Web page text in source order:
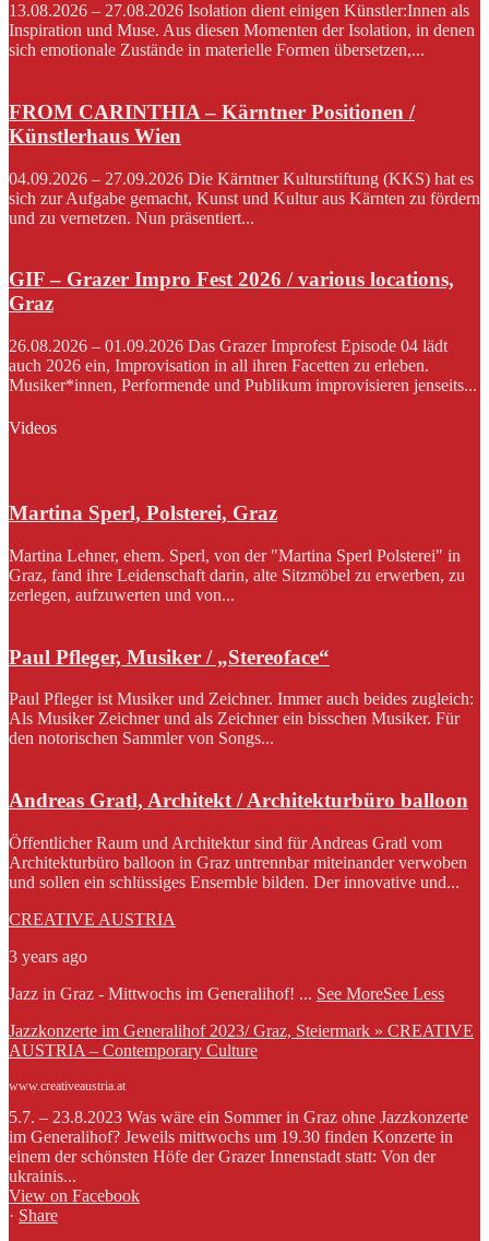
13.08.2026 – 27.08.2026 Isolation dient einigen Künstler:Innen als
Inspiration und Muse. Aus diesen Momenten der Isolation, in denen
sich emotionale Zustände in materielle Formen übersetzen,...
FROM CARINTHIA – Kärntner Positionen /
Künstlerhaus Wien
04.09.2026 – 27.09.2026 Die Kärntner Kulturstiftung (KKS) hat es
sich zur Aufgabe gemacht, Kunst und Kultur aus Kärnten zu fördern
und zu vernetzen. Nun präsentiert...
GIF – Grazer Impro Fest 2026 / various locations,
Graz
26.08.2026 – 01.09.2026 Das Grazer Improfest Episode 04 lädt
auch 2026 ein, Improvisation in all ihren Facetten zu erleben.
Musiker*innen, Performende und Publikum improvisieren jenseits...
Videos
Martina Sperl, Polsterei, Graz
Martina Lehner, ehem. Sperl, von der "Martina Sperl Polsterei" in
Graz, fand ihre Leidenschaft darin, alte Sitzmöbel zu erwerben, zu
zerlegen, aufzuwerten und von...
Paul Pfleger, Musiker / „Stereoface“
Paul Pfleger ist Musiker und Zeichner. Immer auch beides zugleich:
Als Musiker Zeichner und als Zeichner ein bisschen Musiker. Für
den notorischen Sammler von Songs...
Andreas Gratl, Architekt / Architekturbüro balloon
Öffentlicher Raum und Architektur sind für Andreas Gratl vom
Architekturbüro balloon in Graz untrennbar miteinander verwoben
und sollen ein schlüssiges Ensemble bilden. Der innovative und...
CREATIVE AUSTRIA
3 years ago
Jazz in Graz - Mittwochs im Generalihof! ... See MoreSee Less
Jazzkonzerte im Generalihof 2023/ Graz, Steiermark » CREATIVE
AUSTRIA – Contemporary Culture
www.creativeaustria.at
5.7. – 23.8.2023 Was wäre ein Sommer in Graz ohne Jazzkonzerte
im Generalihof? Jeweils mittwochs um 19.30 finden Konzerte in
einem der schönsten Höfe der Grazer Innenstadt statt: Von der
ukrainis...
View on Facebook
· Share